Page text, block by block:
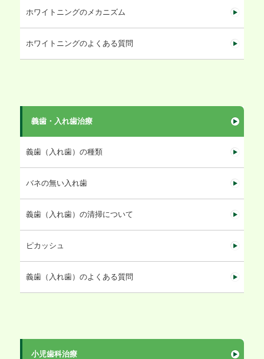
ホワイトニングのメカニズム
ホワイトニングのよくある質問
義歯・入れ歯治療
義歯（入れ歯）の種類
バネの無い入れ歯
義歯（入れ歯）の清掃について
ピカッシュ
義歯（入れ歯）のよくある質問
小児歯科治療